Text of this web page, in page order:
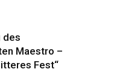
des
Maestro –
Fest“